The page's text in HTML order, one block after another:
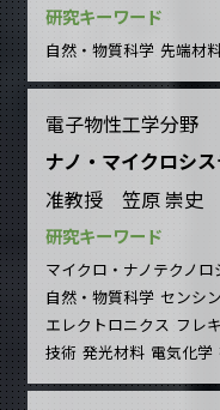
研究キーワード
自然・物質科学 先端材
電子物性工学分野
ナノ・マイクロシ
准教授 笠原 崇史
研究キーワード
マイクロ・ナノテクノロ
自然・物質科学 センシ
エレクトロニクス フレ
技術 発光材料 電気化学